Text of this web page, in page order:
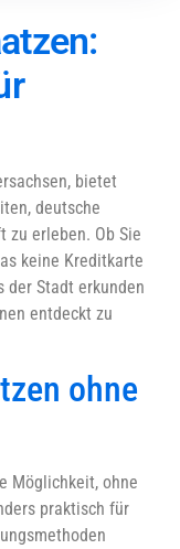
bietet
deutsche
zu erleben. Ob Sie
keine Kreditkarte
Stadt erkunden
entdeckt zu
ohne
Möglichkeit, ohne
praktisch für